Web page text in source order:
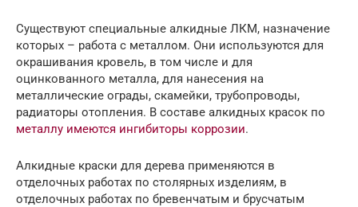
Существуют специальные алкидные ЛКМ, назначение
которых – работа с металлом. Они используются для
окрашивания кровель, в том числе и для
оцинкованного металла, для нанесения на
металлические ограды, скамейки, трубопроводы,
радиаторы отопления. В составе алкидных красок по
металлу имеются ингибиторы коррозии.
Алкидные краски для дерева применяются в
отделочных работах по столярных изделиям, в
отделочных работах по бревенчатым и брусчатым